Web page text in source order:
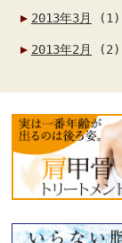
2013年3月 (1)
2013年2月 (2)